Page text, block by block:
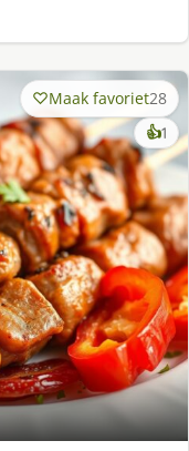
Maak favoriet28
👍1